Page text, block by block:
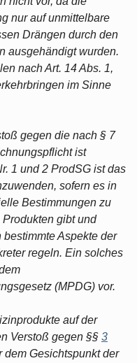
nur auf unmittelbare
Drängen durch den
ausgehändigt wurden.
nach Art. 14 Abs. 1,
im Sinne
gegen die nach § 7
ist
1 und 2 ProdSG ist das
sofern es in
Bestimmungen zu
gibt und
Aspekte der
regeln. Ein solches
(MPDG) vor.
auf der
Verstoß gegen §§ 3
dem Gesichtspunkt der